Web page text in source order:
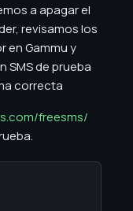
a apagar el
revisamos los
en Gammu y
SMS de prueba
correcta
freesms/